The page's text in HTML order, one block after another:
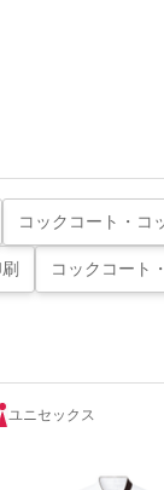
コックコート・コ
コックコート
ユニセックス